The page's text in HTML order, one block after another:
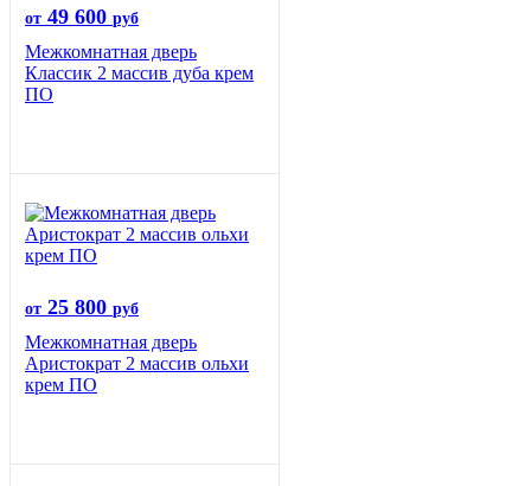
от 49 600 руб
Межкомнатная дверь
Классик 2 массив дуба крем
ПО
от 25 800 руб
Межкомнатная дверь
Аристократ 2 массив ольхи
крем ПО